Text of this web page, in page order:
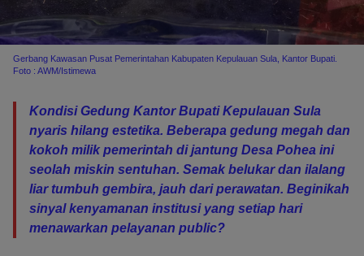
Gerbang Kawasan Pusat Pemerintahan Kabupaten Kepulauan Sula, Kantor Bupati.
Foto : AWM/Istimewa
Kondisi Gedung Kantor Bupati Kepulauan Sula
nyaris hilang estetika. Beberapa gedung megah dan
kokoh milik pemerintah di jantung Desa Pohea ini
seolah miskin sentuhan. Semak belukar dan ilalang
liar tumbuh gembira, jauh dari perawatan. Beginikah
sinyal kenyamanan institusi yang setiap hari
menawarkan pelayanan public?